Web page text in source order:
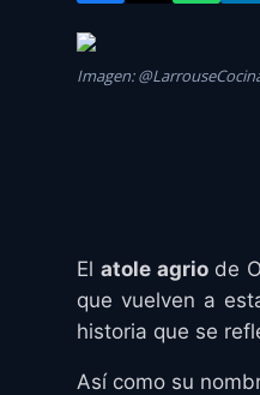
Imagen:
El atole agriode
que vuelven a
historia que se
Así como su